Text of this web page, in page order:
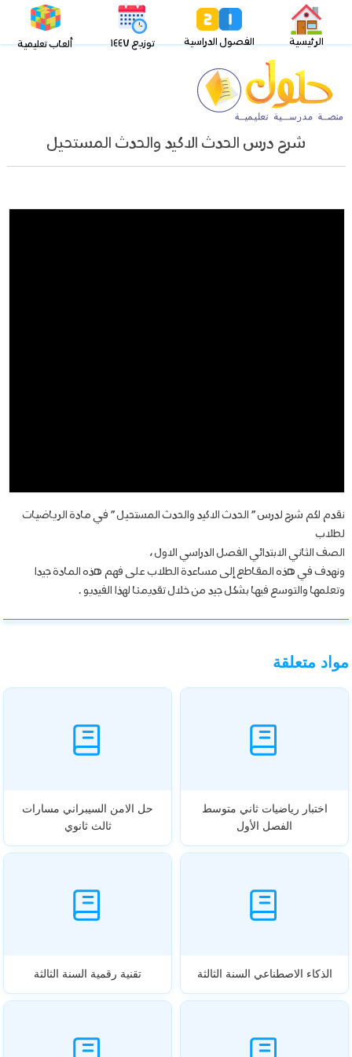
الرئيسية الفصول الدراسية توزيع ١٤٤٧ ألعاب تعليمية
شرح درس الحدث الاكيد والحدث المستحيل
نقدم لكم شرح لدرس ” الحدث الاكيد والحدث المستحيل ” في مادة الرياضيات
لطلاب
الصف الثاني الابتدائي الفصل الدراسي الاول ،
ونهدف في هذه المقاطع إلى مساعدة الطلاب على فهم هذه المادة جيدا
وتعلمها والتوسع فيها بشكل جيد من خلال تقديمنا لهذا الفيديو .
مواد متعلقة
اختبار رياضيات ثاني متوسط
الفصل الأول
حل الامن السيبراني مسارات
ثالث ثانوي
الذكاء الاصطناعي السنة الثالثة تقنية رقمية السنة الثالثة